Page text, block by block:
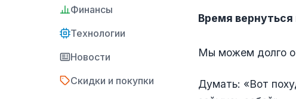
Финансы
Технологии
Новости
Скидки и покупки
Время
Мы можем долго
Думать: «Вот